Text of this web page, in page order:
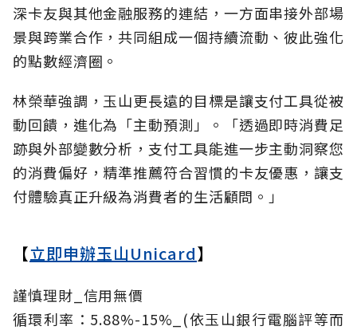
深卡友與其他金融服務的連結，一方面串接外部場
景與跨業合作，共同組成一個持續流動、彼此強化
的點數經濟圈。
林榮華強調，玉山更長遠的目標是讓支付工具從被
動回饋，進化為「主動預測」。「透過即時消費足
跡與外部變數分析，支付工具能進一步主動洞察您
的消費偏好，精準推薦符合習慣的卡友優惠，讓支
付體驗真正升級為消費者的生活顧問。」
【立即申辦玉山Unicard】
謹慎理財_信用無價
循環利率：5.88%-15%_(依玉山銀行電腦評等而